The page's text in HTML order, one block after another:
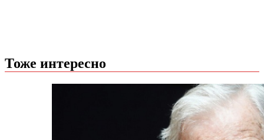
Тоже интересно